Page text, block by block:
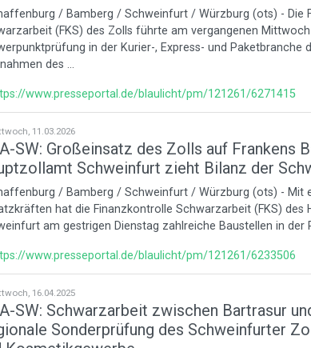
/ Bamberg / Schweinfurt / Würzburg (ots) - Die
(FKS) des Zolls führte am vergangenen
in der Kurier-, Express- und Paketbranche
des ...
www.presseportal.de/blaulicht/pm/121261/6271415
11.03.2026
SW: Großeinsatz des Zolls auf Frankens
Schweinfurt zieht Bilanz der
/ Bamberg / Schweinfurt / Würzburg (ots) - Mit
hat die Finanzkontrolle Schwarzarbeit (FKS) des
am gestrigen Dienstag zahlreiche Baustellen in der
www.presseportal.de/blaulicht/pm/121261/6233506
16.04.2025
SW: Schwarzarbeit zwischen Bartrasur
Sonderprüfung des Schweinfurter